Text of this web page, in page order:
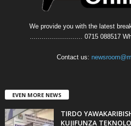
We provide you with the latest
........................... 0715 088517
Contact us:
EVEN MORE NEWS
TIRDO
KUJIFUNZA